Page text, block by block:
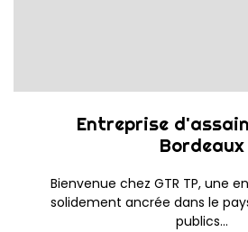
Entreprise
Bordeaux
Bienvenue chez GTR TP, une
solidement ancrée dans le
publics...